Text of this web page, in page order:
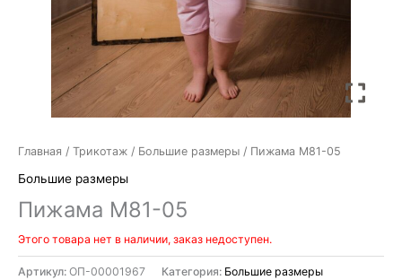
Главная / Трикотаж / Большие размеры / Пижама М81-05
Большие размеры
Пижама М81-05
Этого товара нет в наличии, заказ недоступен.
Артикул: ОП-00001967 Категория: Большие размеры